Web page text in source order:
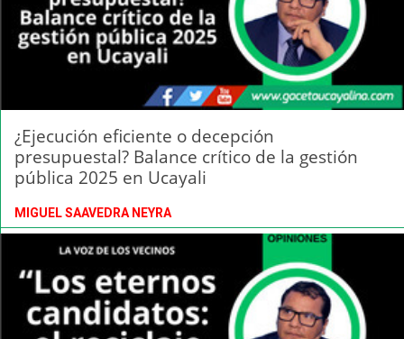
¿Ejecución eficiente o decepción
presupuestal? Balance crítico de la gestión
pública 2025 en Ucayali
MIGUEL SAAVEDRA NEYRA